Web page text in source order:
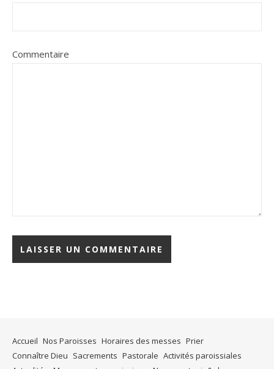
Commentaire
Accueil Nos Paroisses Horaires des messes Prier
Connaître Dieu Sacrements Pastorale Activités paroissiales